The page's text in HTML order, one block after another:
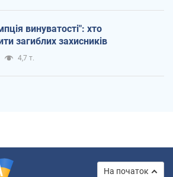
винуватості": хто
загиблих захисників
4,7 т.
На початок